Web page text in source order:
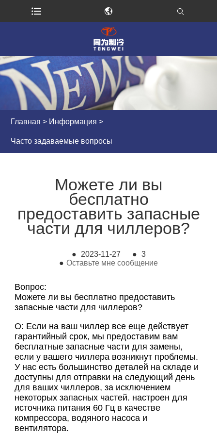
Главная > Информация >
Часто задаваемые вопросы
Можете ли вы
бесплатно
предоставить запасные
части для чиллеров?
● 2023-11-27 ● 3
● Оставьте мне сообщение
Вопрос:
Можете ли вы бесплатно предоставить
запасные части для чиллеров?
О: Если на ваш чиллер все еще действует
гарантийный срок, мы предоставим вам
бесплатные запасные части для замены,
если у вашего чиллера возникнут проблемы.
У нас есть большинство деталей на складе и
доступны для отправки на следующий день
для ваших чиллеров, за исключением
некоторых запасных частей. настроен для
источника питания 60 Гц в качестве
компрессора, водяного насоса и
вентилятора.